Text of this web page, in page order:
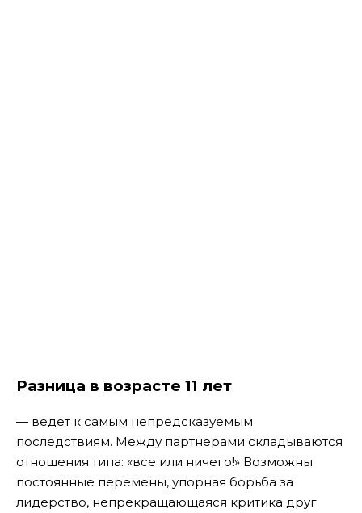
Разница в возрасте 11 лет
— ведет к самым непредсказуемым
последствиям. Между партнерами складываются
отношения типа: «все или ничего!» Возможны
постоянные перемены, упорная борьба за
лидерство, непрекращающаяся критика друг